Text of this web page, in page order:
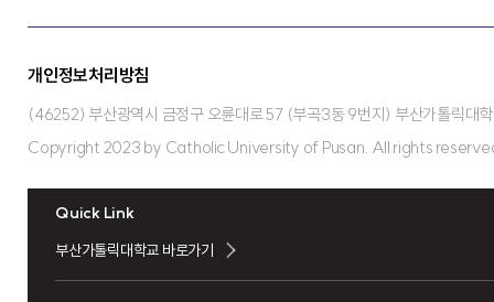
개인정보처리방침
(46252) 부산광역시 금정구 오륜대로 57 (부곡3동 9번지) 부산가톨릭대
Copyright 2023 by Catholic University of Pusan. All rights
Quick Link
부산가톨릭대학교 바로가기